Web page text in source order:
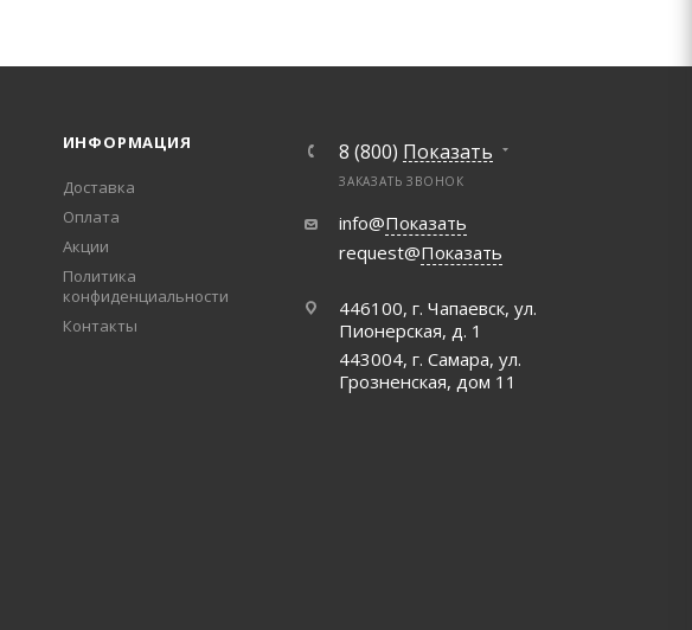
ИНФОРМАЦИЯ
Доставка
Оплата
Акции
Политика
конфиденциальности
Контакты
8 (800) Показать
ЗАКАЗАТЬ ЗВОНОК
info@Показать
request@Показать
446100, г. Чапаевск, ул.
Пионерская, д. 1
443004, г. Самара, ул.
Грозненская, дом 11